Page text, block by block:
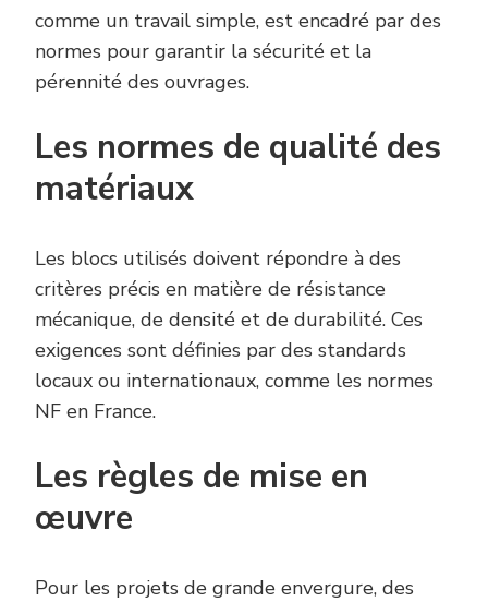
comme un travail simple, est encadré par des
normes pour garantir la sécurité et la
pérennité des ouvrages.
Les normes de qualité des
matériaux
Les blocs utilisés doivent répondre à des
critères précis en matière de résistance
mécanique, de densité et de durabilité. Ces
exigences sont définies par des standards
locaux ou internationaux, comme les normes
NF en France.
Les règles de mise en
œuvre
Pour les projets de grande envergure, des